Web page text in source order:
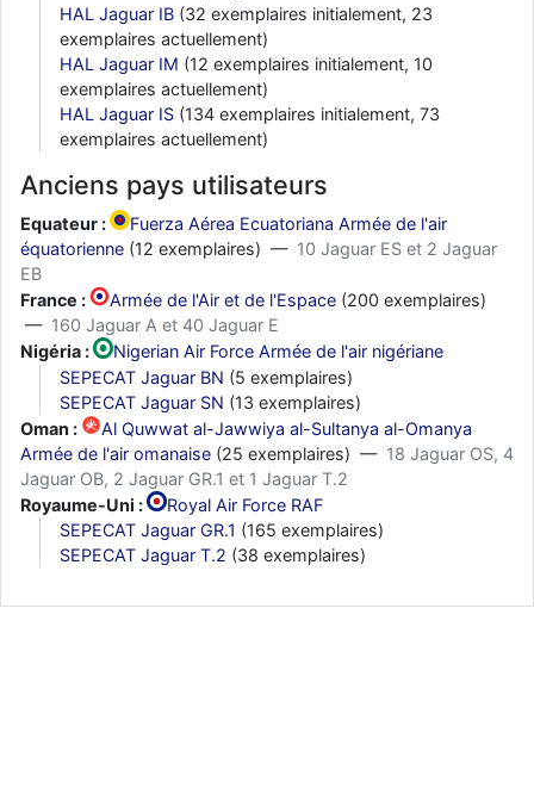
HAL Jaguar IB (32 exemplaires initialement, 23
exemplaires actuellement)
HAL Jaguar IM (12 exemplaires initialement, 10
exemplaires actuellement)
HAL Jaguar IS (134 exemplaires initialement, 73
exemplaires actuellement)
Anciens pays utilisateurs
Equateur :
Fuerza Aérea Ecuatoriana Armée de l'air
équatorienne (12 exemplaires) — 10 Jaguar ES et 2 Jaguar
EB
France :
Armée de l'Air et de l'Espace (200 exemplaires)
— 160 Jaguar A et 40 Jaguar E
Nigéria :
Nigerian Air Force Armée de l'air nigériane
SEPECAT Jaguar BN (5 exemplaires)
SEPECAT Jaguar SN (13 exemplaires)
Oman :
Al Quwwat al-Jawwiya al-Sultanya al-Omanya
Armée de l'air omanaise (25 exemplaires) — 18 Jaguar OS, 4
Jaguar OB, 2 Jaguar GR.1 et 1 Jaguar T.2
Royaume-Uni :
Royal Air Force RAF
SEPECAT Jaguar GR.1 (165 exemplaires)
SEPECAT Jaguar T.2 (38 exemplaires)